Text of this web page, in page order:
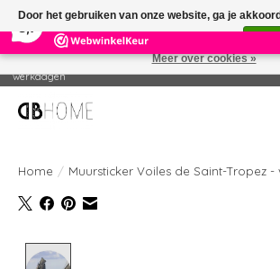
14 Reviews
Geproduceerd in eigen drukkerij - Gratis verzending
werkdagen
Home / Muursticker Voiles de Saint-Tropez
Door het gebruiken van onze website, ga je
cookies om onze website te verbeteren.
Meer over cookies »